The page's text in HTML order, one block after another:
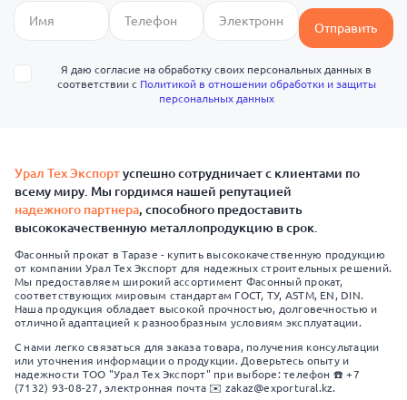
Отправить
Я даю согласие на обработку своих персональных данных в
соответствии с Политикой в отношении обработки и защиты
персональных данных
Урал Тех Экспортуспешно сотрудничает с клиентами по
всему миру. Мы гордимся нашей репутацией
надежного партнера, способного предоставить
высококачественную металлопродукцию в срок.
Фасонный прокат в Таразе - купить высококачественную продукцию
от компании Урал Тех Экспорт для надежных строительных решений.
Мы предоставляем широкий ассортимент Фасонный прокат,
соответствующих мировым стандартам ГОСТ, ТУ, ASTM, EN, DIN.
Наша продукция обладает высокой прочностью, долговечностью и
отличной адаптацией к разнообразным условиям эксплуатации.
С нами легко связаться для заказа товара, получения консультации
или уточнения информации о продукции. Доверьтесь опыту и
надежности ТОО "Урал Тех Экспорт" при выборе: телефон ☎️ +7
(7132) 93-08-27, электронная почта ✉️ zakaz@exportural.kz.